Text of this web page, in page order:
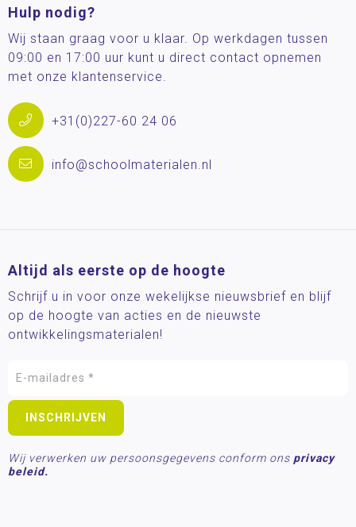
Hulp nodig?
Wij staan graag voor u klaar. Op werkdagen tussen
09:00 en 17:00 uur kunt u direct contact opnemen
met onze klantenservice.
+31(0)227-60 24 06
info@schoolmaterialen.nl
Altijd als eerste op de hoogte
Schrijf u in voor onze wekelijkse nieuwsbrief en blijf
op de hoogte van acties en de nieuwste
ontwikkelingsmaterialen!
Wij verwerken uw persoonsgegevens conform ons privacy
beleid.